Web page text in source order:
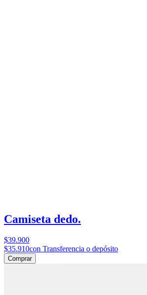
Camiseta dedo.
$39.900
$35.910con Transferencia o depósito
Comprar